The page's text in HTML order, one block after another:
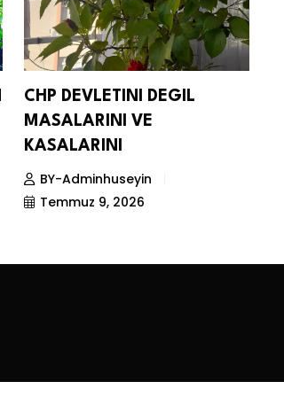
CHP DEVLETINI DEGIL
MASALARINI VE
KASALARINI
BY-Adminhuseyin
Temmuz 9, 2026